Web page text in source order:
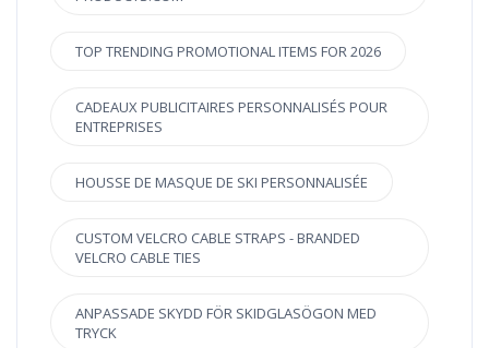
TOP TRENDING PROMOTIONAL ITEMS FOR 2026
CADEAUX PUBLICITAIRES PERSONNALISÉS POUR
ENTREPRISES
HOUSSE DE MASQUE DE SKI PERSONNALISÉE
CUSTOM VELCRO CABLE STRAPS - BRANDED
VELCRO CABLE TIES
ANPASSADE SKYDD FÖR SKIDGLASÖGON MED
TRYCK